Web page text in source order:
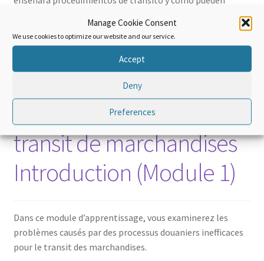
Manage Cookie Consent
We use cookies to optimize our website and our service.
Accept
Deny
Preferences
Transit douanier: Le
transit de marchandises
Introduction (Module 1)
Dans ce module d’apprentissage, vous examinerez les
problèmes causés par des processus douaniers inefficaces
pour le transit des marchandises.